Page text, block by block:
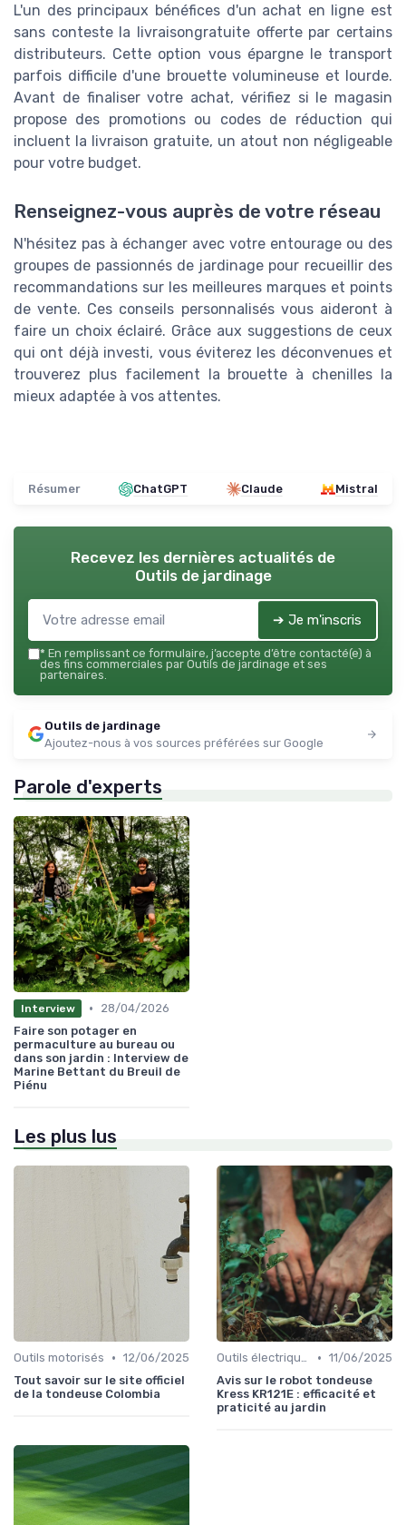
L'un des principaux bénéfices d'un achat en ligne est
sans conteste la livraisongratuite offerte par certains
distributeurs. Cette option vous épargne le transport
parfois difficile d'une brouette volumineuse et lourde.
Avant de finaliser votre achat, vérifiez si le magasin
propose des promotions ou codes de réduction qui
incluent la livraison gratuite, un atout non négligeable
pour votre budget.
Renseignez-vous auprès de votre réseau
N'hésitez pas à échanger avec votre entourage ou des
groupes de passionnés de jardinage pour recueillir des
recommandations sur les meilleures marques et points
de vente. Ces conseils personnalisés vous aideront à
faire un choix éclairé. Grâce aux suggestions de ceux
qui ont déjà investi, vous éviterez les déconvenues et
trouverez plus facilement la brouette à chenilles la
mieux adaptée à vos attentes.
Résumer ChatGPT Claude Mistral
Recevez les dernières actualités de
Outils de jardinage
➔ Je m'inscris
* En remplissant ce formulaire, j’accepte d’être contacté(e) à
des fins commerciales par Outils de jardinage et ses
partenaires.
Outils de jardinage
Ajoutez-nous à vos sources préférées sur Google
Parole d'experts
Interview •
28/04/2026
Faire son potager en
permaculture au bureau ou
dans son jardin : Interview de
Marine Bettant du Breuil de
Piénu
Les plus lus
Outils motorisés • 12/06/2025
Tout savoir sur le site officiel
de la tondeuse Colombia
Outils électriques • 11/06/2025
Avis sur le robot tondeuse
Kress KR121E : efficacité et
praticité au jardin